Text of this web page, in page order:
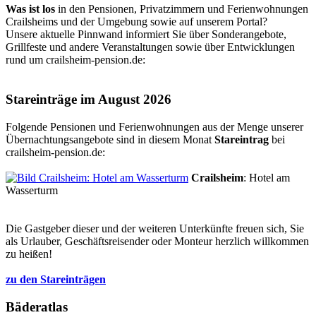
Was ist los in den Pensionen, Privatzimmern und Ferienwohnungen
Crailsheims und der Umgebung sowie auf unserem Portal?
Unsere aktuelle Pinnwand informiert Sie über Sonderangebote,
Grillfeste und andere Veranstaltungen sowie über Entwicklungen
rund um crailsheim-pension.de:
Stareinträge im August 2026
Folgende Pensionen und Ferienwohnungen aus der Menge unserer
Übernachtungsangebote sind in diesem Monat Stareintrag bei
crailsheim-pension.de:
Crailsheim: Hotel am
Wasserturm
Die Gastgeber dieser und der weiteren Unterkünfte freuen sich, Sie
als Urlauber, Geschäftsreisender oder Monteur herzlich willkommen
zu heißen!
zu den Stareinträgen
Bäderatlas